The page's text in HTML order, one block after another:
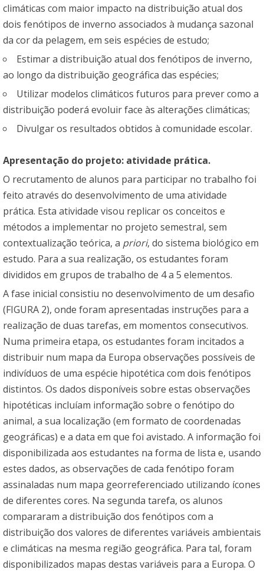
climáticas com maior impacto na distribuição atual dos
dois fenótipos de inverno associados à mudança sazonal
da cor da pelagem, em seis espécies de estudo;
Estimar a distribuição atual dos fenótipos de inverno,
ao longo da distribuição geográfica das espécies;
Utilizar modelos climáticos futuros para prever como a
distribuição poderá evoluir face às alterações climáticas;
Divulgar os resultados obtidos à comunidade escolar.
Apresentação do projeto: atividade prática.
O recrutamento de alunos para participar no trabalho foi
feito através do desenvolvimento de uma atividade
prática. Esta atividade visou replicar os conceitos e
métodos a implementar no projeto semestral, sem
contextualização teórica, a priori, do sistema biológico em
estudo. Para a sua realização, os estudantes foram
divididos em grupos de trabalho de 4 a 5 elementos.
A fase inicial consistiu no desenvolvimento de um desafio
(FIGURA 2), onde foram apresentadas instruções para a
realização de duas tarefas, em momentos consecutivos.
Numa primeira etapa, os estudantes foram incitados a
distribuir num mapa da Europa observações possíveis de
indivíduos de uma espécie hipotética com dois fenótipos
distintos. Os dados disponíveis sobre estas observações
hipotéticas incluíam informação sobre o fenótipo do
animal, a sua localização (em formato de coordenadas
geográficas) e a data em que foi avistado. A informação foi
disponibilizada aos estudantes na forma de lista e, usando
estes dados, as observações de cada fenótipo foram
assinaladas num mapa georreferenciado utilizando ícones
de diferentes cores. Na segunda tarefa, os alunos
compararam a distribuição dos fenótipos com a
distribuição dos valores de diferentes variáveis ambientais
e climáticas na mesma região geográfica. Para tal, foram
disponibilizados mapas destas variáveis para a Europa. O